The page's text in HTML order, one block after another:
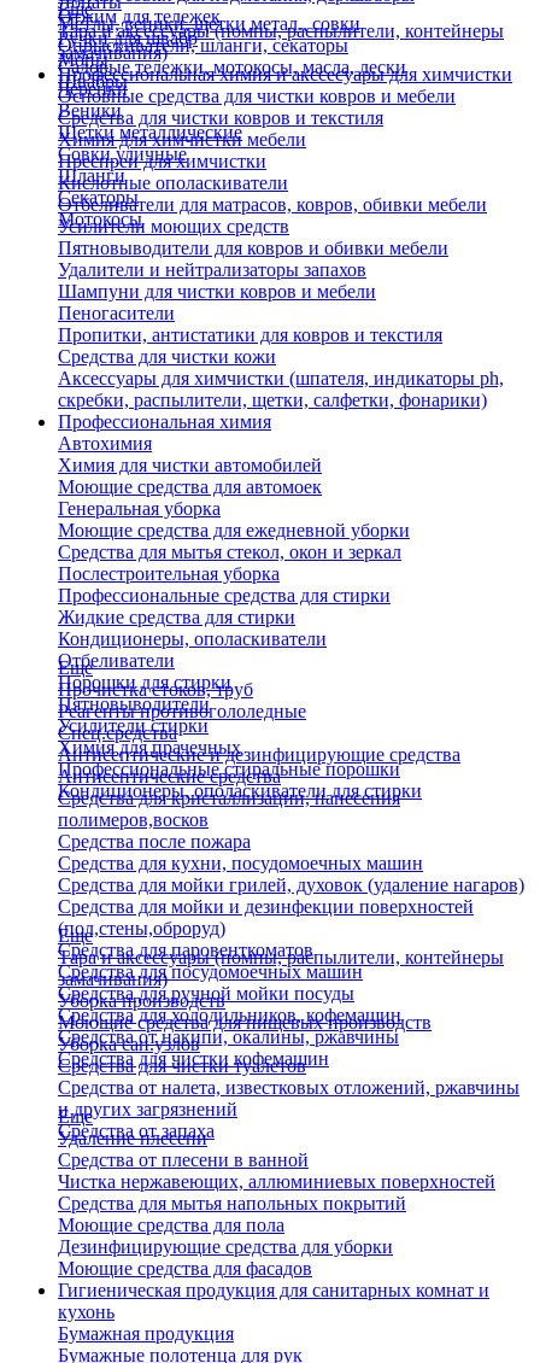
Отжим для тележек
Ручки для швабр
Мопы
Швабры
Метлы, веники, щетки метал., совки
Опрыскиватели, шланги, секаторы
Садовые тележки, мотокосы, масла, лески
Черенки
Веники
Щетки металлические
Совки уличные
Шланги
Секаторы
Мотокосы
Еще
Тара и аксессуары (помпы, распылители, контейнеры
замачивания)
Профессиональная химия и акссесуары для химчистки
Основные средства для чистки ковров и мебели
Средства для чистки ковров и текстиля
Химия для химчистки мебели
Преспреи для химчистки
Кислотные ополаскиватели
Отбеливатели для матрасов, ковров, обивки мебели
Усилители моющих средств
Пятновыводители для ковров и обивки мебели
Удалители и нейтрализаторы запахов
Шампуни для чистки ковров и мебели
Пеногасители
Пропитки, антистатики для ковров и текстиля
Средства для чистки кожи
Аксессуары для химчистки (шпателя, индикаторы ph,
скребки, распылители, щетки, салфетки, фонарики)
Профессиональная химия
Автохимия
Химия для чистки автомобилей
Моющие средства для автомоек
Генеральная уборка
Моющие средства для ежедневной уборки
Средства для мытья стекол, окон и зеркал
Послестроительная уборка
Профессиональные средства для стирки
Жидкие средства для стирки
Кондиционеры, ополаскиватели
Отбеливатели
Порошки для стирки
Пятновыводители
Усилители стирки
Химия для прачечных
Профессиональные стиральные порошки
Кондиционеры, ополаскиватели для стирки
Еще
Прочистка стоков, труб
Реагенты противогололедные
Спец.средства
Антисептические и дезинфицирующие средства
Антисептические средства
Средства для кристаллизации, нанесения
полимеров,восков
Средства после пожара
Средства для кухни, посудомоечных машин
Средства для мойки грилей, духовок (удаление нагаров)
Средства для мойки и дезинфекции поверхностей
(пол,стены,оброруд)
Средства для паровенткоматов
Средства для посудомоечных машин
Средства для ручной мойки посуды
Средства для холодильников, кофемашин
Средства от накипи, окалины, ржавчины
Средства для чистки кофемашин
Еще
Тара и аксессуары (помпы, распылители, контейнеры
замачивания)
Уборка производств
Моющие средства для пищевых производств
Уборка сан.узлов
Средства для чистки туалетов
Средства от налета, известковых отложений, ржавчины
и других загрязнений
Средства от запаха
Еще
Удаление плесени
Средства от плесени в ванной
Чистка нержавеющих, аллюминиевых поверхностей
Средства для мытья напольных покрытий
Моющие средства для пола
Дезинфицирующие средства для уборки
Моющие средства для фасадов
Гигиеническая продукция для санитарных комнат и
кухонь
Бумажная продукция
Бумажные полотенца для рук